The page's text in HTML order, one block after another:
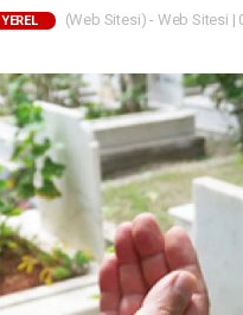
YEREL (Web Sitesi) - Web Sitesi |